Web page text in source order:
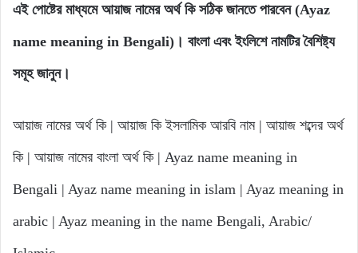
এই পোষ্টের মাধ্যমে আয়াজ নামের অর্থ কি সঠিক জানতে পারবেন (Ayaz
name meaning in Bengali)। বাংলা এবং ইংলিশে নামটির বৈশিষ্ট্য
সমূহ জানুন।
আয়াজ নামের অর্থ কি | আয়াজ কি ইসলামিক আরবি নাম | আয়াজ শব্দের অর্থ
কি | আয়াজ নামের বাংলা অর্থ কি | Ayaz name meaning in
Bengali | Ayaz name meaning in islam | Ayaz meaning in
arabic | Ayaz meaning in the name Bengali, Arabic/